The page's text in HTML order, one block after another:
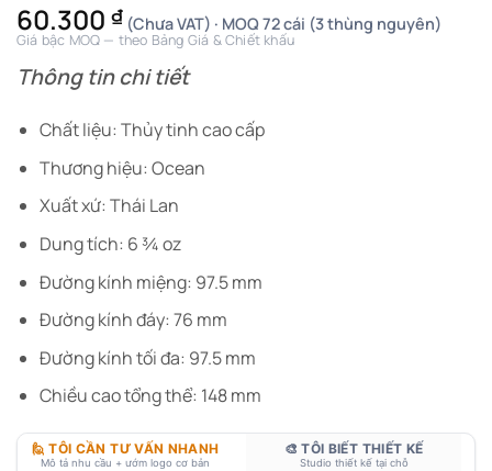
60.300 ₫ (Chưa VAT) · MOQ 72 cái (3 thùng nguyên)
Giá bậc MOQ — theo Bảng Giá & Chiết khấu
Thông tin chi tiết
Chất liệu: Thủy tinh cao cấp
Thương hiệu: Ocean
Xuất xứ: Thái Lan
Dung tích: 6 ¾ oz
Đường kính miệng: 97.5 mm
Đường kính đáy: 76 mm
Đường kính tối đa: 97.5 mm
Chiều cao tổng thể: 148 mm
🙋 TÔI CẦN TƯ VẤN NHANH
Mô tả nhu cầu + ướm logo cơ bản
🎨 TÔI BIẾT THIẾT KẾ
Studio thiết kế tại chỗ